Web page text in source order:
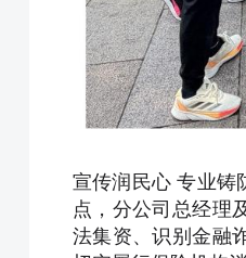
宣传润民心 专业铸
点，分公司总经理
法集资、识别金融